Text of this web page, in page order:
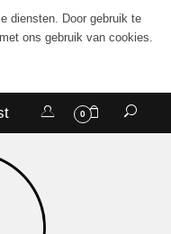
diensten. Door gebruik te
ons gebruik van cookies.
0